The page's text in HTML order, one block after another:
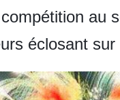
au
éclosant sur